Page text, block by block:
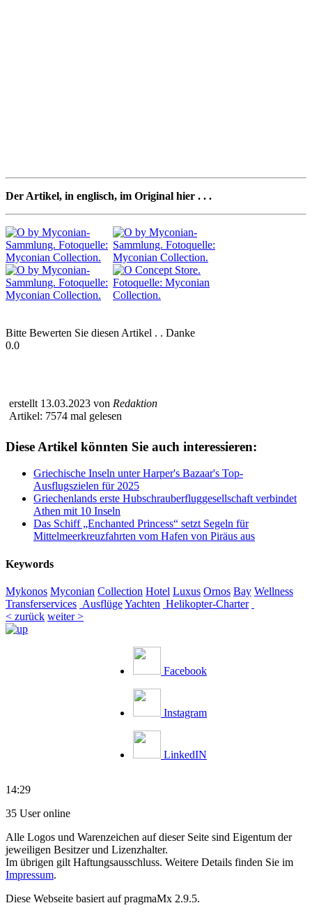
Der Artikel, in englisch, im Original hier . . .
Bitte Bewerten Sie diesen Artikel . . Danke
0.0
erstellt 13.03.2023 von Redaktion
Artikel: 7574 mal gelesen
Diese Artikel könnten Sie auch interessieren:
Griechische Inseln unter Harper's Bazaar's Top-
Ausflugszielen für 2025
Griechenlands erste Hubschrauberfluggesellschaft verbindet
Athen mit 10 Inseln
Das Schiff „Enchanted Princess“ setzt Segeln für
Mittelmeerkreuzfahrten vom Hafen von Piräus aus
Keywords
Mykonos Myconian Collection Hotel Luxus Ornos Bay Wellness
Transferservices AusflügeYachten Helikopter-Charter
< zurück weiter >
Facebook
Instagram
LinkedIN
14:29
35 User online
Alle Logos und Warenzeichen auf dieser Seite sind Eigentum der
jeweiligen Besitzer und Lizenzhalter.
Im übrigen gilt Haftungsausschluss. Weitere Details finden Sie im
Impressum.
Diese Webseite basiert auf pragmaMx 2.9.5.